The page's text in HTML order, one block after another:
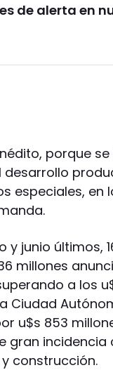
de alerta en
porque
especiales, en
y junio últimos,
millones
a los
Ciudad
u$s 853
gran incidencia
construcción.